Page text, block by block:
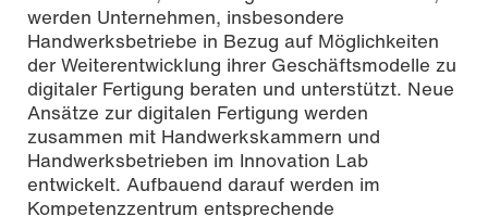
werden Unternehmen, insbesondere
Handwerksbetriebe in Bezug auf Möglichkeiten
der Weiterentwicklung ihrer Geschäftsmodelle zu
digitaler Fertigung beraten und unterstützt. Neue
Ansätze zur digitalen Fertigung werden
zusammen mit Handwerkskammern und
Handwerksbetrieben im Innovation Lab
entwickelt. Aufbauend darauf werden im
Kompetenzzentrum entsprechende